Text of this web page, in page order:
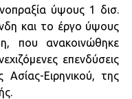
ύψους 1 δισ.
και το έργο ύψους
που ανακοινώθηκε
επενδύσεις
Ειρηνικού, της